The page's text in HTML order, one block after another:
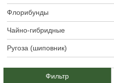
Флорибунды
Чайно-гибридные
Ругоза (шиповник)
Фильтр